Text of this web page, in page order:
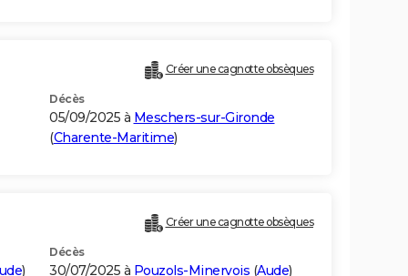
Créer une cagnotte obsèques
Décès
05/09/2025 à Meschers-sur-Gironde
(Charente-Maritime)
Créer une cagnotte obsèques
)
Décès
30/07/2025 à Pouzols-Minervois (Aude)